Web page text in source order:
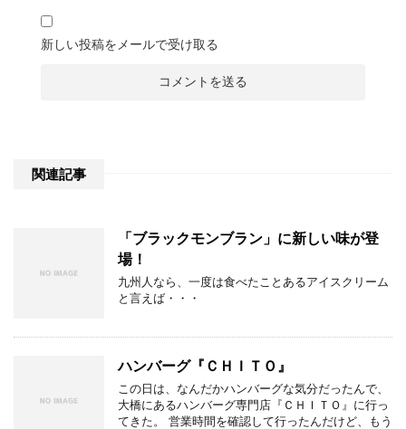
新しい投稿をメールで受け取る
関連記事
「ブラックモンブラン」に新しい味が登
場！
九州人なら、一度は食べたことあるアイスクリーム
と言えば・・・
ハンバーグ『ＣＨＩＴＯ』
この日は、なんだかハンバーグな気分だったんで、
大橋にあるハンバーグ専門店『ＣＨＩＴＯ』に行っ
てきた。 営業時間を確認して行ったんだけど、もう